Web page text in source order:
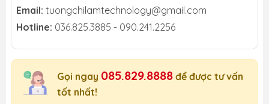
Email: tuongchilamtechnology@gmail.com
Hotline: 036.825.3885 - 090.241.2256
Gọi ngay 085.829.8888 để được tư vấn
tốt nhất!